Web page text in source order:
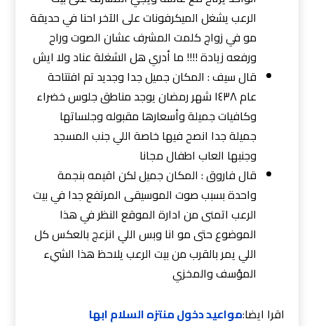
الرعب يشغل الميكرفونات على الآخر احنا في حديقة
مو في زواج كلمت المشرف عشان الصوت وراح
ورفعه زيادة !!!! ما أدري هل الشغلة عناد ولا ايش
قال سيف : المكان جميل جدا وجديد تم افتتاحة
عام ١٤٣٨ شهر رمضان يوجد مناطق جلوس خضراء
وكافيات جميلة وأسعارها مقبوله وجلساتها
جميلة جدا انصح فيها خاصة اللي جنب المسجد
وجنبها العاب اطفال مجانا
قال فاروق : المكان جميل لكن اقيمه بنجمة
واحدة بسبب صوت الموسيقى المرتفع جدا في بيت
الرعب اتمنى من ادارة الموقع النظر في هذا
الموضوع حتى مو انا وبس اللي انزعج بالعكس كل
اللي يمر بالقرب من بيت الرعب يلاحظ هذا الشيء
المؤسف والمخزي
اقرا ايضا:مواعيد دخول منتزه السلام ابها